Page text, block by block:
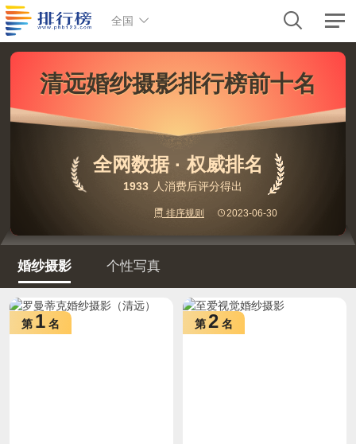
全国
清远婚纱摄影排行榜前十名
全网数据 · 权威排名
1933 人消费后评分得出
排序规则 2023-06-30
婚纱摄影 个性写真
第 1 名 第 2 名